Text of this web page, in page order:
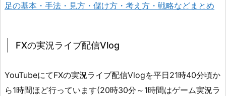
足の基本・手法・見方・儲け方・考え方・戦略などまとめ
FXの実況ライブ配信Vlog
YouTubeにてFXの実況ライブ配信Vlogを平日21時40分頃か
ら1時間ほど行っています(20時30分～1時間はゲーム実況ラ